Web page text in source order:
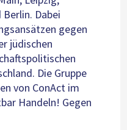
Dabei
gegen
jüdischen
Die Gruppe
von ConAct im
Handeln! Gegen